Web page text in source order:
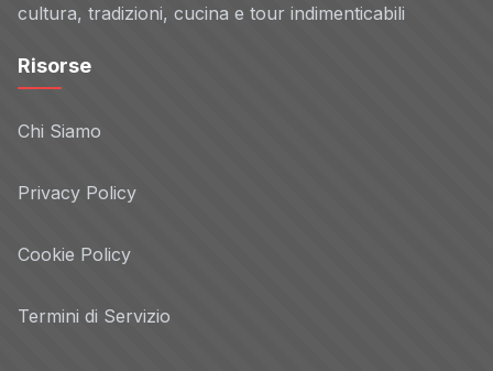
cultura, tradizioni, cucina e tour indimenticabili
Risorse
Chi Siamo
Privacy Policy
Cookie Policy
Termini di Servizio